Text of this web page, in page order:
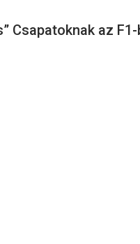
Csapatoknak az